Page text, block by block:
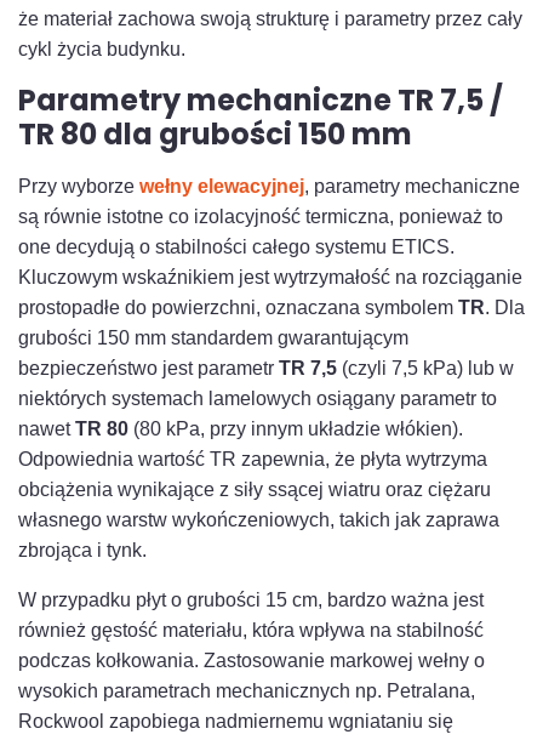
że materiał zachowa swoją strukturę i parametry przez cały
cykl życia budynku.
Parametry mechaniczne TR 7,5 /
TR 80 dla grubości 150 mm
Przy wyborze wełny elewacyjnej, parametry mechaniczne
są równie istotne co izolacyjność termiczna, ponieważ to
one decydują o stabilności całego systemu ETICS.
Kluczowym wskaźnikiem jest wytrzymałość na rozciąganie
prostopadłe do powierzchni, oznaczana symbolem TR. Dla
grubości 150 mm standardem gwarantującym
bezpieczeństwo jest parametr TR 7,5 (czyli 7,5 kPa) lub w
niektórych systemach lamelowych osiągany parametr to
nawetTR 80 (80 kPa, przy innym układzie włókien).
Odpowiednia wartość TR zapewnia, że płyta wytrzyma
obciążenia wynikające z siły ssącej wiatru oraz ciężaru
własnego warstw wykończeniowych, takich jak zaprawa
zbrojąca i tynk.
W przypadku płyt o grubości 15 cm, bardzo ważna jest
również gęstość materiału, która wpływa na stabilność
podczas kołkowania. Zastosowanie markowej wełny o
wysokich parametrach mechanicznych np. Petralana,
Rockwool zapobiega nadmiernemu wgniataniu się